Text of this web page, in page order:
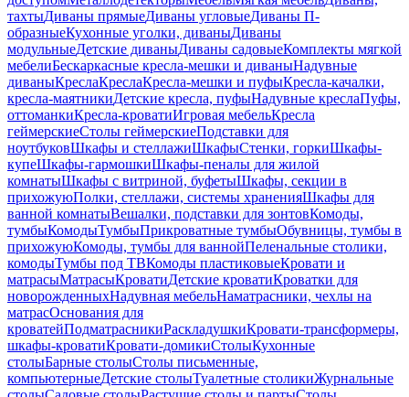
тахтыДиваны прямыеДиваны угловыеДиваны П-
образныеКухонные уголки, диваныДиваны
модульныеДетские диваныДиваны садовыеКомплекты мягкой
мебелиБескаркасные кресла-мешки и диваныНадувные
диваныКреслаКреслаКресла-мешки и пуфыКресла-качалки,
кресла-маятникиДетские кресла, пуфыНадувные креслаПуфы,
оттоманкиКресла-кроватиИгровая мебельКресла
геймерскиеСтолы геймерскиеПодставки для
ноутбуковШкафы и стеллажиШкафыСтенки, горкиШкафы-
купеШкафы-гармошкиШкафы-пеналы для жилой
комнатыШкафы с витриной, буфетыШкафы, секции в
прихожуюПолки, стеллажи, системы храненияШкафы для
ванной комнатыВешалки, подставки для зонтовКомоды,
тумбыКомодыТумбыПрикроватные тумбыОбувницы, тумбы в
прихожуюКомоды, тумбы для ваннойПеленальные столики,
комодыТумбы под ТВКомоды пластиковыеКровати и
матрасыМатрасыКроватиДетские кроватиКроватки для
новорожденныхНадувная мебельНаматрасники, чехлы на
матрасОснования для
кроватейПодматрасникиРаскладушкиКровати-трансформеры,
шкафы-кроватиКровати-домикиСтолыКухонные
столыБарные столыСтолы письменные,
компьютерныеДетские столыТуалетные столикиЖурнальные